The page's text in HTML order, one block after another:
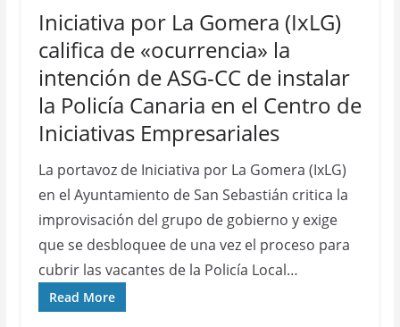
Iniciativa por La Gomera (IxLG)
califica de «ocurrencia» la
intención de ASG-CC de instalar
la Policía Canaria en el Centro de
Iniciativas Empresariales
La portavoz de Iniciativa por La Gomera (IxLG)
en el Ayuntamiento de San Sebastián critica la
improvisación del grupo de gobierno y exige
que se desbloquee de una vez el proceso para
cubrir las vacantes de la Policía Local…
Read More